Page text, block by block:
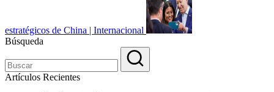
estratégicos de China | Internacional
Búsqueda
Artículos Recientes